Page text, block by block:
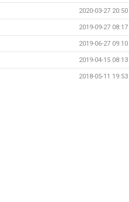
2020-03-27 20:50
2019-09-27 08:17
2019-06-27 09:10
2019-04-15 08:13
2018-05-11 19:53